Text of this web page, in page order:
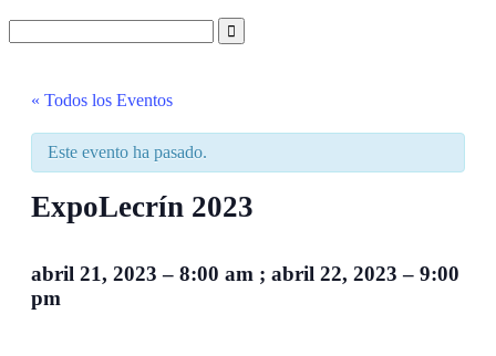
« Todos los Eventos
Este evento ha pasado.
ExpoLecrín 2023
abril 21, 2023– 8:00 am ; abril 22, 2023– 9:00
pm